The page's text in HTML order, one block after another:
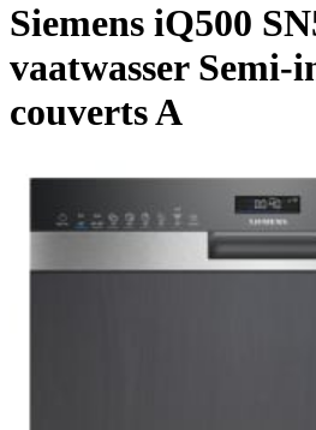
Siemens iQ500
vaatwasser Semi-
couverts A